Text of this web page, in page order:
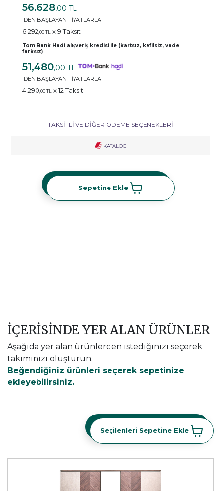
56.628,00 TL
'DEN BAŞLAYAN FİYATLARLA
6.292,00 TL x 9 Taksit
Tom Bank Hadi alışveriş kredisi ile (kartsız, kefilsiz, vade
farksız)
51,480,00 TL
'DEN BAŞLAYAN FİYATLARLA
4,290,00 TL x 12 Taksit
TAKSİTLİ VE DİĞER ÖDEME SEÇENEKLERİ
KATALOG
Sepetine Ekle
Sepetine Ekle
İÇERİSİNDE YER ALAN ÜRÜNLER
Aşağıda yer alan ürünlerden istediğinizi seçerek
takımınızı oluşturun.
Beğendiğiniz ürünleri seçerek sepetinize
ekleyebilirsiniz.
Seçilenleri Sepetine Ekle
Seçilenleri Sepetine Ekle